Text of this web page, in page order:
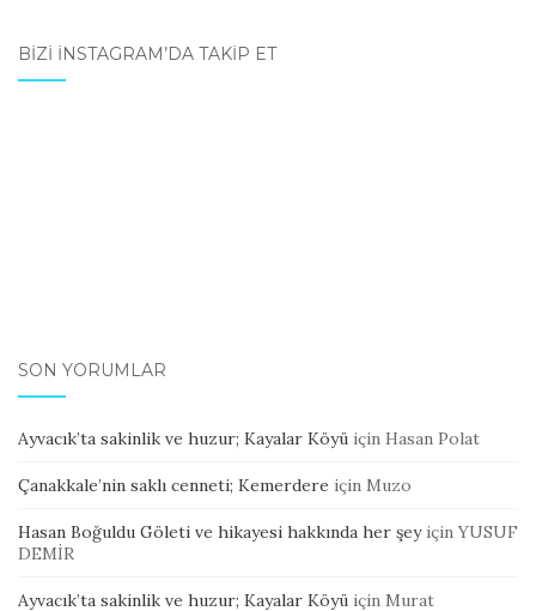
BIZI İNSTAGRAM’DA TAKIP ET
SON YORUMLAR
Ayvacık’ta sakinlik ve huzur; Kayalar Köyü için Hasan Polat
Çanakkale’nin saklı cenneti; Kemerdere için Muzo
Hasan Boğuldu Göleti ve hikayesi hakkında her şeyiçinYUSUF
DEMİR
Ayvacık’ta sakinlik ve huzur; Kayalar Köyü için Murat